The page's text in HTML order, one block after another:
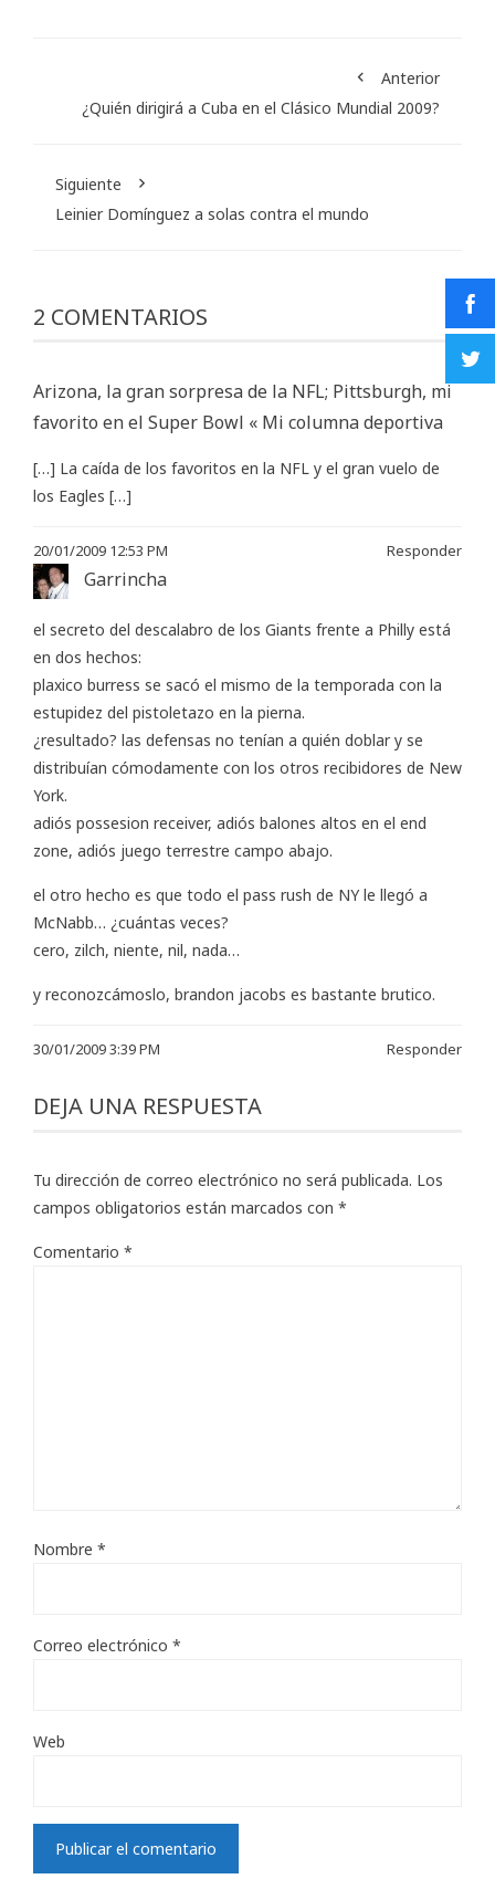
Anterior
¿Quién dirigirá a Cuba en el Clásico Mundial 2009?
Siguiente
Leinier Domínguez a solas contra el mundo
2 COMENTARIOS
Arizona, la gran sorpresa de la NFL; Pittsburgh, mi
favorito en el Super Bowl « Mi columna deportiva
[…] La caída de los favoritos en la NFL y el gran vuelo de
los Eagles […]
20/01/2009 12:53 PM Responder
Garrincha
el secreto del descalabro de los Giants frente a Philly está
en dos hechos:
plaxico burress se sacó el mismo de la temporada con la
estupidez del pistoletazo en la pierna.
¿resultado? las defensas no tenían a quién doblar y se
distribuían cómodamente con los otros recibidores de New
York.
adiós possesion receiver, adiós balones altos en el end
zone, adiós juego terrestre campo abajo.
el otro hecho es que todo el pass rush de NY le llegó a
McNabb… ¿cuántas veces?
cero, zilch, niente, nil, nada…
y reconozcámoslo, brandon jacobs es bastante brutico.
30/01/2009 3:39 PM Responder
DEJA UNA RESPUESTA
Tu dirección de correo electrónico no será publicada. Los
campos obligatorios están marcados con *
Comentario *
Nombre *
Correo electrónico *
Web